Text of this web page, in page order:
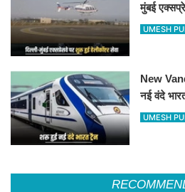
मुंबई
हेलीकॉप्टर
UMESH
New
नई वंदे
का सफर
UMESH